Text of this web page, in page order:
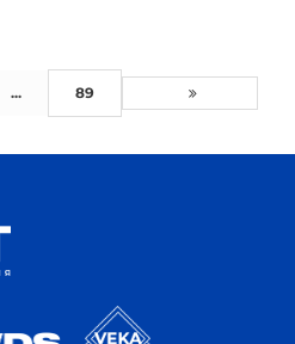
... 89